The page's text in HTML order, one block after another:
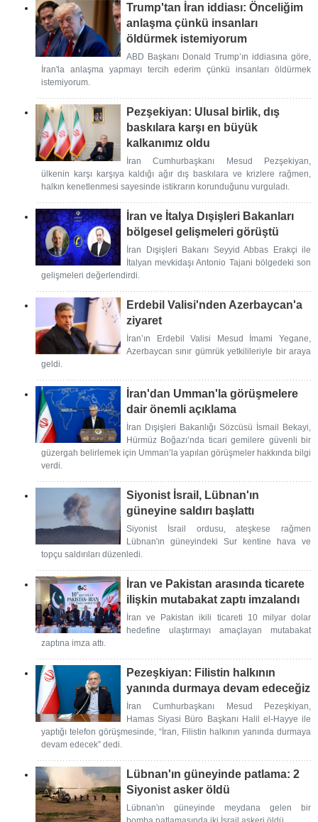
Trump'tan İran iddiası: Önceliğim
anlaşma çünkü insanları
öldürmek istemiyorum
ABD Başkanı Donald Trump’ın iddiasına göre,
İran'la anlaşma yapmayı tercih ederim çünkü insanları öldürmek
istemiyorum.
Pezşekiyan: Ulusal birlik, dış
baskılara karşı en büyük
kalkanımız oldu
İran Cumhurbaşkanı Mesud Pezşekiyan,
ülkenin karşı karşıya kaldığı ağır dış baskılara ve krizlere rağmen,
halkın kenetlenmesi sayesinde istikrarın korunduğunu vurguladı.
İran ve İtalya Dışişleri Bakanları
bölgesel gelişmeleri görüştü
İran Dışişleri Bakanı Seyyid Abbas Erakçi ile
İtalyan mevkidaşı Antonio Tajani bölgedeki son
gelişmeleri değerlendirdi.
Erdebil Valisi'nden Azerbaycan'a
ziyaret
İran’ın Erdebil Valisi Mesud İmami Yegane,
Azerbaycan sınır gümrük yetkilileriyle bir araya
geldi.
İran'dan Umman'la görüşmelere
dair önemli açıklama
İran Dışişleri Bakanlığı Sözcüsü İsmail Bekayi,
Hürmüz Boğazı’nda ticari gemilere güvenli bir
güzergah belirlemek için Umman’la yapılan görüşmeler hakkında bilgi
verdi.
Siyonist İsrail, Lübnan'ın
güneyine saldırı başlattı
Siyonist İsrail ordusu, ateşkese rağmen
Lübnan'ın güneyindeki Sur kentine hava ve
topçu saldırıları düzenledi.
İran ve Pakistan arasında ticarete
ilişkin mutabakat zaptı imzalandı
İran ve Pakistan ikili ticareti 10 milyar dolar
hedefine ulaştırmayı amaçlayan mutabakat
zaptına imza attı.
Pezeşkiyan: Filistin halkının
yanında durmaya devam edeceğiz
İran Cumhurbaşkanı Mesud Pezeşkiyan,
Hamas Siyasi Büro Başkanı Halil el-Hayye ile
yaptığı telefon görüşmesinde, “İran, Filistin halkının yanında durmaya
devam edecek” dedi.
Lübnan'ın güneyinde patlama: 2
Siyonist asker öldü
Lübnan'ın güneyinde meydana gelen bir